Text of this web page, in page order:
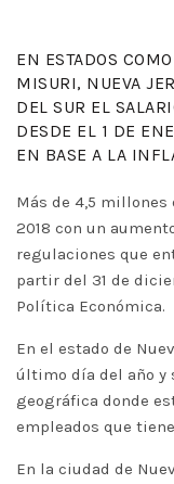
EN ESTADOS
MISURI, NUEVA
DEL SUR EL
DESDE EL 1 DE
EN BASE A LA
Más de 4,5 millones
2018 con un
regulaciones que
partir del 31 de
Política Económica.
En el estado de
último día del año y
geográfica donde
empleados que
En la ciudad de